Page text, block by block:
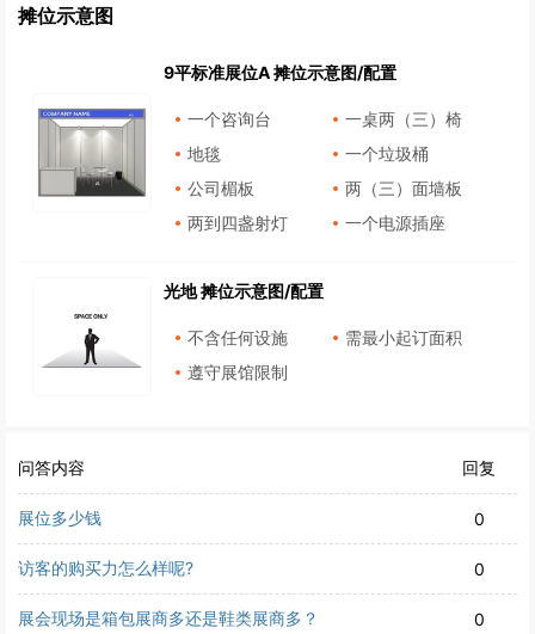
摊位示意图
9平标准展位A 摊位示意图/配置
一个咨询台
一桌两（三）椅
地毯
一个垃圾桶
公司楣板
两（三）面墙板
两到四盏射灯
一个电源插座
光地 摊位示意图/配置
不含任何设施
需最小起订面积
遵守展馆限制
问答内容 回复
展位多少钱 0
访客的购买力怎么样呢? 0
展会现场是箱包展商多还是鞋类展商多？ 0